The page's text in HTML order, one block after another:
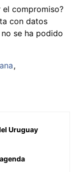
el compromiso?
con datos
se ha podido
Uruguay